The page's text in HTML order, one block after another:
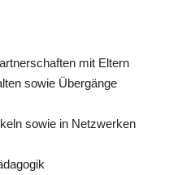
mit Eltern
sowie Übergänge
sowie in Netzwerken